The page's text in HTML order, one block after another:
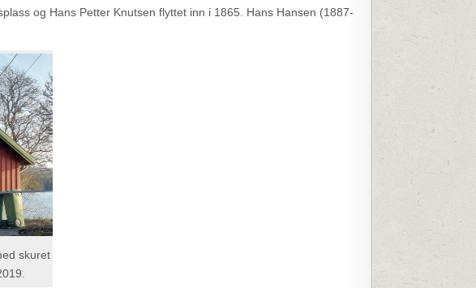
og Hans Petter Knutsen flyttet inn i 1865. Hans Hansen (1887-
skuret